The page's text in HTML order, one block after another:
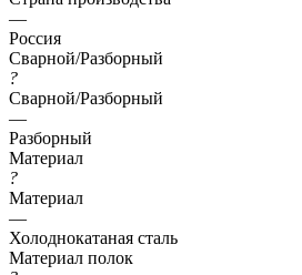
—
Россия
Сварной/Разборный
?
Сварной/Разборный
—
Разборный
Материал
?
Материал
—
Холоднокатаная сталь
Материал полок